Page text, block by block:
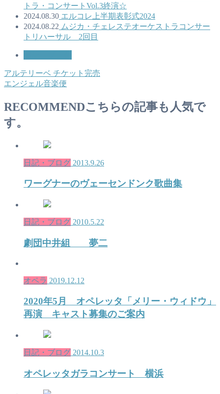
トラ・コンサートVol.3終演☆
2024.08.30 エルコレ上半期表彰式2024
2024.08.22 ムジカ・チェレステオーケストラコンサー
トリハーサル 2回目
アルテリーベ チケット完売
エンジェル音楽便
RECOMMENDこちらの記事も人気で
す。
日記・ブログ 2013.9.26
ワーグナーのヴェーセンドンク歌曲集
日記・ブログ 2010.5.22
劇団中井組 夢二
オペラ 2019.12.12
2020年5月 オペレッタ「メリー・ウィドウ」
再演 キャスト募集のご案内
日記・ブログ 2014.10.3
オペレッタガラコンサート 横浜